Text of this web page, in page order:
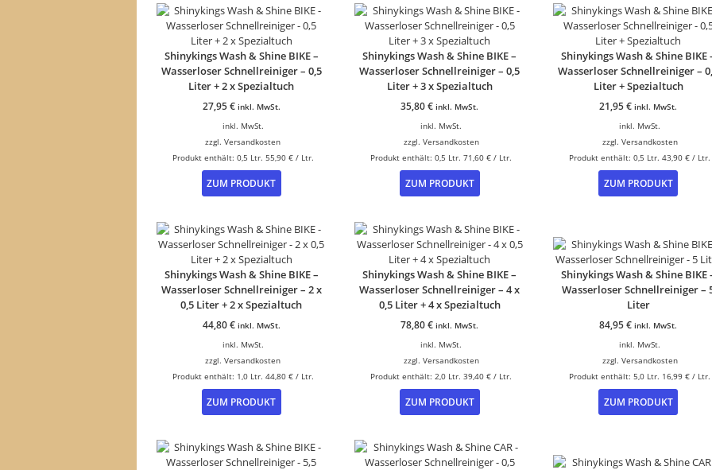
Varianten
auf.
Die
Optionen
können
auf
Shinykings Wash & Shine BIKE –
Wasserloser Schnellreiniger – 0,5
Liter + 2 x Spezialtuch
27,95€ inkl. MwSt.
inkl. MwSt.
zzgl.Versandkosten
Produkt enthält: 0,5 Ltr. 55,90 €/ Ltr.
ZUM PRODUKT
Shinykings Wash & Shine BIKE –
Wasserloser Schnellreiniger – 0,5
Liter + 3 x Spezialtuch
35,80€ inkl. MwSt.
inkl. MwSt.
zzgl. Versandkosten
Produkt enthält: 0,5 Ltr. 71,60€ / Ltr.
ZUM PRODUKT
Shinykings Wash & Shine BIKE
Wasserloser Schnellreiniger –
Liter + Spezialtuch
21,95€ inkl. MwSt.
inkl. MwSt.
zzgl. Versandkosten
Produkt enthält: 0,5 Ltr. 43,90€ / Ltr.
ZUM PRODUKT
Shinykings Wash & Shine BIKE –
Wasserloser Schnellreiniger – 2 x
0,5 Liter + 2 x Spezialtuch
44,80€ inkl. MwSt.
inkl. MwSt.
zzgl.Versandkosten
Produkt enthält: 1,0 Ltr. 44,80 €/ Ltr.
ZUM PRODUKT
Shinykings Wash & Shine BIKE –
Wasserloser Schnellreiniger – 4 x
0,5 Liter + 4 x Spezialtuch
78,80€ inkl. MwSt.
inkl. MwSt.
zzgl. Versandkosten
Produkt enthält: 2,0 Ltr. 39,40€ / Ltr.
ZUM PRODUKT
Shinykings Wash & Shine BIKE
Wasserloser Schnellreiniger –
Liter
84,95€ inkl. MwSt.
inkl. MwSt.
zzgl. Versandkosten
Produkt enthält: 5,0 Ltr. 16,99€ / Ltr.
ZUM PRODUKT